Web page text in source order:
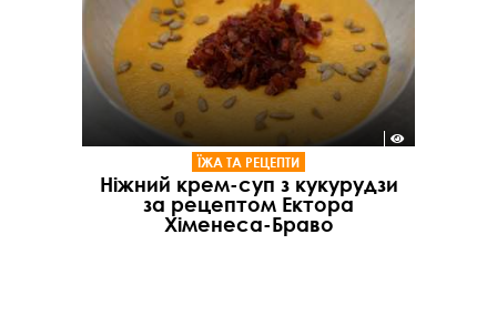
ЇЖА ТА РЕЦЕПТИ
Ніжний крем-суп з кукурудзи
за рецептом Ектора
Хіменеса-Браво